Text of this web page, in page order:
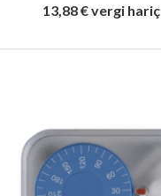
13,88 € vergi hariç